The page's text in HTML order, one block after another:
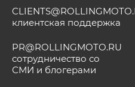
клиентская поддержка
PR@ROLLINGMOTO.RU
сотрудничество со
СМИ и блогерами